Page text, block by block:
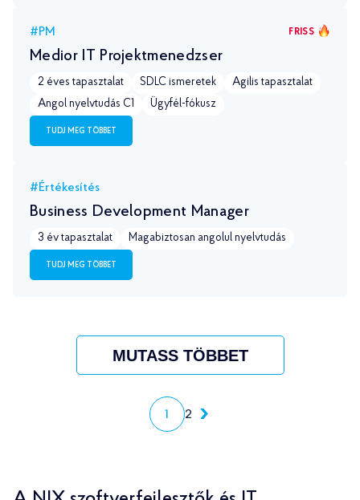
FRISS
#PM
Medior IT Projektmenedzser
2 éves tapasztalat SDLC ismeretek
Agilis tapasztalat
Angol nyelvtudás С1
Ügyfél-fókusz
TUDJ MEG TÖBBET
#Értékesítés
Business Development Manager
3 év tapasztalat Magabiztosan angolul nyelvtudás
TUDJ MEG TÖBBET
MUTASS TÖBBET
1 2